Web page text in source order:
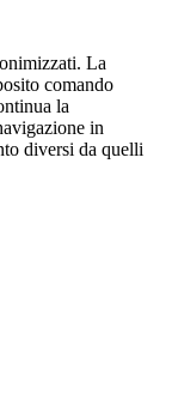
La
comando
la
in
diversi da quelli